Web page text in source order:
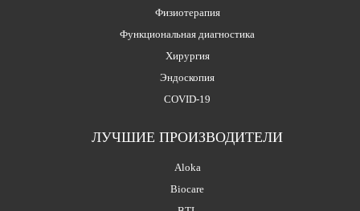
Физиотерапия
Функциональная диагностика
Хирургия
Эндоскопия
COVID-19
ЛУЧШИЕ ПРОИЗВОДИТЕЛИ
Aloka
Biocare